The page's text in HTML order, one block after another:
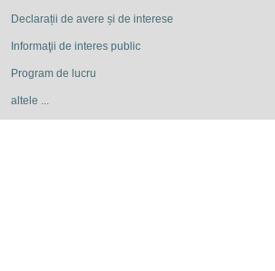
Declarații de avere și de interese
Informaţii de interes public
Program de lucru
altele ...